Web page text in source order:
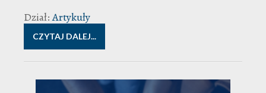
Dział: Artykuły
CZYTAJ DALEJ...